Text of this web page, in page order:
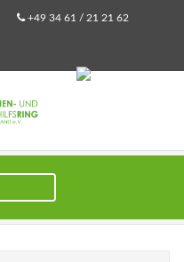
+49 34 61 / 21 21 62